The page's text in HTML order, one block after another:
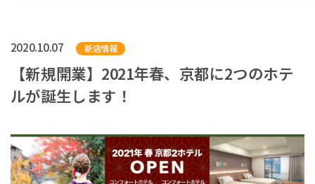
2020.10.07 新店情報
【新規開業】2021年春、京都に2つのホテ
ルが誕生します！